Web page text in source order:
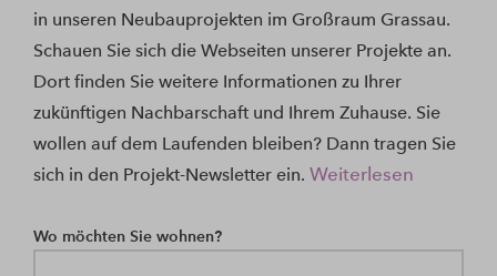
in unseren Neubauprojekten im Großraum Grassau.
Schauen Sie sich die Webseiten unserer Projekte an.
Dort finden Sie weitere Informationen zu Ihrer
zukünftigen Nachbarschaft und Ihrem Zuhause. Sie
wollen auf dem Laufenden bleiben? Dann tragen Sie
sich in den Projekt-Newsletter ein. Weiterlesen
Wo möchten Sie wohnen?